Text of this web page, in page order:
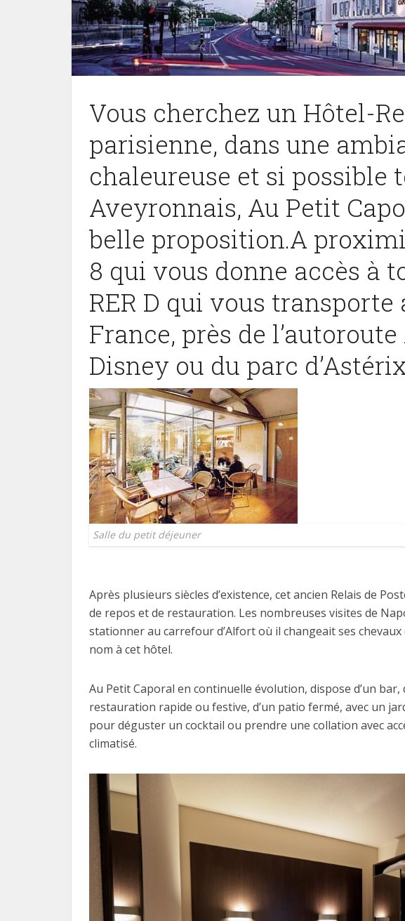
Vous cherchez un Hôtel-
parisienne, dans une
chaleureuse et si possible
Aveyronnais, Au Petit
belle proposition.A
8 qui vous donne accès à
RER D qui vous transporte
France, près de
Disney ou du parc
Salle du petit déjeuner
Après plusieurs siècles d’existence, cet ancien Relais de
de repos et de restauration. Les nombreuses visites de
stationner au carrefour d’Alfort où il changeait ses
nom à cet hôtel.
Au Petit Caporal en continuelle évolution, dispose d’un
restauration rapide ou festive, d’un patio fermé, avec un
pour déguster un cocktail ou prendre une collation avec
climatisé.